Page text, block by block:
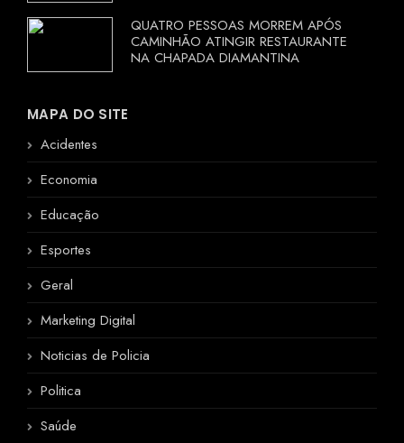
QUATRO PESSOAS MORREM APÓS
CAMINHÃO ATINGIR RESTAURANTE
NA CHAPADA DIAMANTINA
MAPA DO SITE
Acidentes
Economia
Educação
Esportes
Geral
Marketing Digital
Noticias de Policia
Politica
Saúde